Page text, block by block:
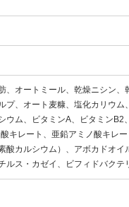
、オートミール、乾燥ニシン
プ、オート麦糠、塩化カリウ
ウム、ビタミンA、ビタミン
キレート、亜鉛アミノ酸キレ
酸カルシウム）、アボカドオ
ルス・カゼイ、ビフィドバク